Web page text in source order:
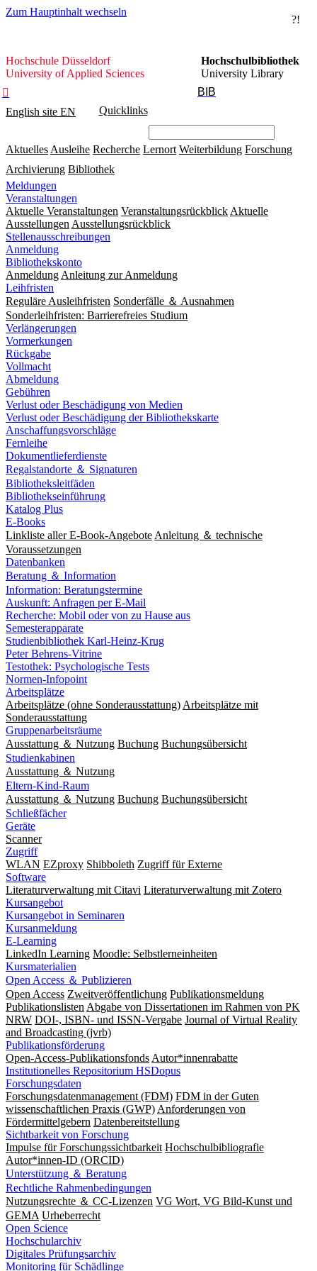
Zum Hauptinhalt wechseln
?!
Hochschule
Düsseldorf
Hochschule Düsseldorf
University of Applied Sciences
Hochschulbibliothek
University Library

BIB
English site EN Quicklinks
Aktuelles Ausleihe Recherche Lernort Weiterbildung Forschung
Archivierung Bibliothek
Meldungen
Veranstaltungen
Aktuelle Veranstaltungen Veranstaltungsrückblick Aktuelle
Ausstellungen Ausstellungsrückblick
Stellenausschreibungen
Anmeldung
Bibliothekskonto
Anmeldung Anleitung zur Anmeldung
Leihfristen
Reguläre Ausleihfristen Sonderfälle ＆ Ausnahmen
Sonderleihfristen: Barrierefreies Studium
Verlängerungen
Vormerkungen
Rückgabe
Vollmacht
Abmeldung
Gebühren
Verlust oder Beschädigung von Medien
Verlust oder Beschädigung der Bibliothekskarte
Anschaffungsvorschläge
Fernleihe
Dokumentlieferdienste
Regalstandorte ＆ Signaturen
Bibliotheksleitfäden
Bibliothekseinführung
Katalog Plus
E-Books
Linkliste aller E-Book-Angebote Anleitung ＆ technische
Voraussetzungen
Datenbanken
Beratung ＆ Information
Information: Beratungstermine
Auskunft: Anfragen per E-Mail
Recherche: Mobil oder von zu Hause aus
Semesterapparate
Studienbibliothek Karl-Heinz-Krug
Peter Behrens-Vitrine
Testothek: Psychologische Tests
Normen-Infopoint
Arbeitsplätze
Arbeitsplätze (ohne Sonderausstattung) Arbeitsplätze mit
Sonderausstattung
Gruppenarbeitsräume
Ausstattung ＆ Nutzung Buchung Buchungsübersicht
Studienkabinen
Ausstattung ＆ Nutzung
Eltern-Kind-Raum
Ausstattung ＆ Nutzung Buchung Buchungsübersicht
Schließfächer
Geräte
Scanner
Zugriff
WLAN EZproxy Shibboleth Zugriff für Externe
Software
Literaturverwaltung mit Citavi Literaturverwaltung mit Zotero
Kursangebot
Kursangebot in Seminaren
Kursanmeldung
E-Learning
LinkedIn Learning Moodle: Selbstlerneinheiten
Kursmaterialien
Open Access ＆ Publizieren
Open Access Zweitveröffentlichung Publikationsmeldung
Publikationslisten Abgabe von Dissertationen im Rahmen von PK
NRW DOI-, ISBN- und ISSN-Vergabe Journal of Virtual Reality
and Broadcasting (jvrb)
Publikationsförderung
Open-Access-Publikationsfonds Autor*innenrabatte
Institutionelles Repositorium HSDopus
Forschungsdaten
Forschungsdatenmanagement (FDM) FDM in der Guten
wissenschaftlichen Praxis (GWP) Anforderungen von
Fördermittelgebern Datenbereitstellung
Sichtbarkeit von Forschung
Impulse für Forschungssichtbarkeit Hochschulbibliografie
Autor*innen-ID (ORCID)
Unterstützung ＆ Beratung
Rechtliche Rahmenbedingungen
Nutzungsrechte ＆ CC-Lizenzen VG Wort, VG Bild-Kunst und
GEMA Urheberrecht
Open Science
Hochschularchiv
Digitales Prüfungsarchiv
Monitoring für Schädlinge